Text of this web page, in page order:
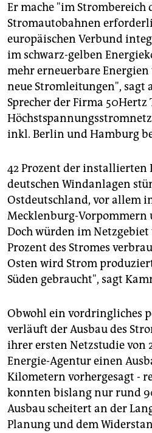
Er mache "im Strombereich
Stromautobahnen
europäischen Verbund
im schwarz-gelben
mehr erneuerbare
neue Stromleitungen", sagt
Sprecher der Firma 50Hertz
inkl. Berlin und Hamburg
42 Prozent der installierten
deutschen Windanlagen
Ostdeutschland, vor allem
Mecklenburg-Vorpommern
Doch würden im
Prozent des Stromes
Osten wird Strom
Süden gebraucht", sagt
Obwohl ein vordringliches
verläuft der Ausbau des
ihrer ersten Netzstudie von
Energie-Agentur einen
Kilometern vorhergesagt -
konnten bislang nur rund
Ausbau scheitert an der
Planung und dem